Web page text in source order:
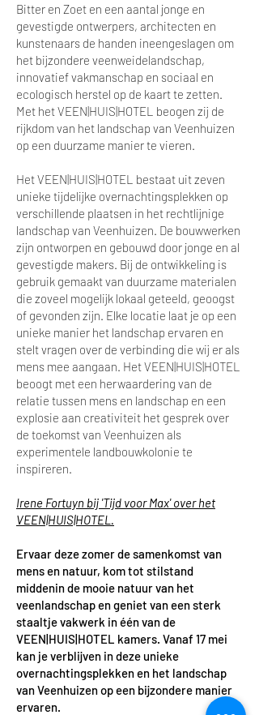
Bitter en Zoet en een aantal jonge en
gevestigde ontwerpers, architecten en
kunstenaars de handen ineengeslagen om
het bijzondere veenweidelandschap,
innovatief vakmanschap en sociaal en
ecologisch herstel op de kaart te zetten.
Met het VEEN|HUIS|HOTEL beogen zij de
rijkdom van het landschap van Veenhuizen
op een duurzame manier te vieren.
Het VEEN|HUIS|HOTEL bestaat uit zeven
unieke tijdelijke overnachtingsplekken op
verschillende plaatsen in het rechtlijnige
landschap van Veenhuizen. De bouwwerken
zijn ontworpen en gebouwd door jonge en al
gevestigde makers. Bij de ontwikkeling is
gebruik gemaakt van duurzame materialen
die zoveel mogelijk lokaal geteeld, geoogst
of gevonden zijn. Elke locatie laat je op een
unieke manier het landschap ervaren en
stelt vragen over de verbinding die wij er als
mens mee aangaan. Het VEEN|HUIS|HOTEL
beoogt met een herwaardering van de
relatie tussen mens en landschap en een
explosie aan creativiteit het gesprek over
de toekomst van Veenhuizen als
experimentele landbouwkolonie te
inspireren.
Irene Fortuyn bij 'Tijd voor Max' over het
VEEN|HUIS|HOTEL.
Ervaar deze zomer de samenkomst van
mens en natuur, kom tot stilstand
middenin de mooie natuur van het
veenlandschap en geniet van een sterk
staaltje vakwerk in één van de
VEEN|HUIS|HOTEL kamers. Vanaf 17 mei
kan je verblijven in deze unieke
overnachtingsplekken en het landschap
van Veenhuizen op een bijzondere manier
ervaren.